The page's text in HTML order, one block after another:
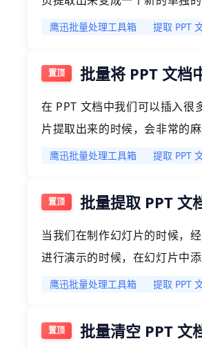
便利非常高效的方法帮我们实
鹰迅批量处理工具箱 提取 PPT
批量将 PPT 文档
在 PPT 文档中我们可以插入很
片提取出来的时候，会非常的
间和精力。今天给大家介绍的
鹰迅批量处理工具箱 提取 PPT
批量提取 PPT 文
当我们在制作幻灯片的时候，
进行演示的时候，在幻灯片中
果我们想要将这些 PPT 中的
鹰迅批量处理工具箱 提取 PPT
批量清空 PPT 文